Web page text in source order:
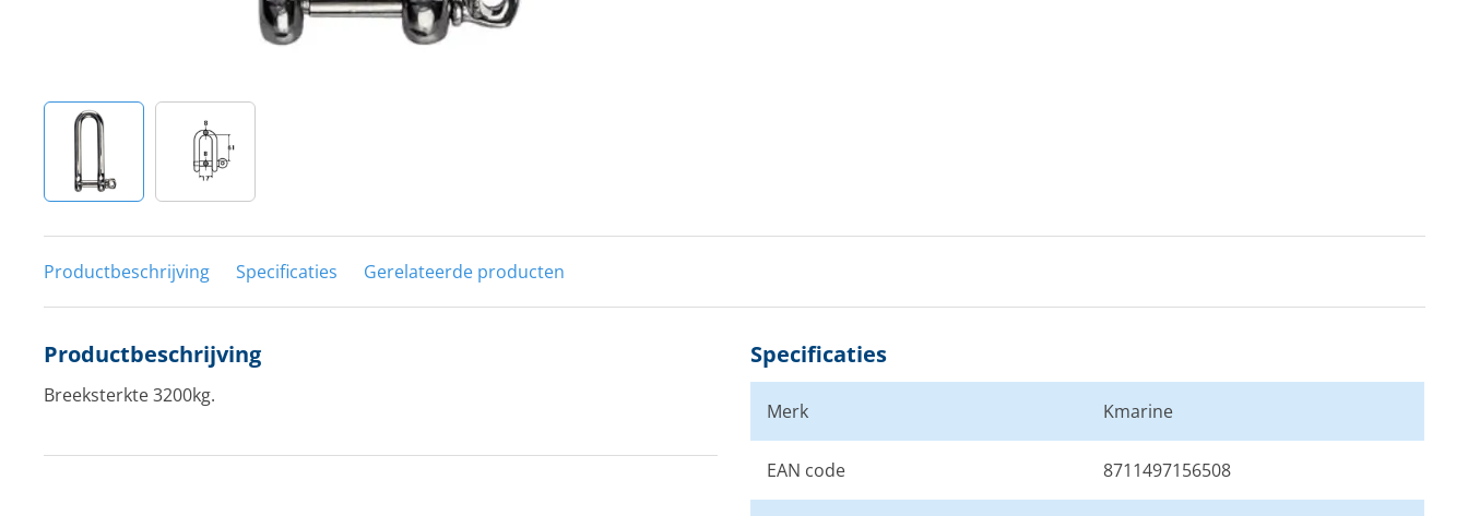
Productbeschrijving Specificaties Gerelateerde producten
Productbeschrijving
Breeksterkte 3200kg.
Specificaties
Merk Kmarine
EAN code 8711497156508